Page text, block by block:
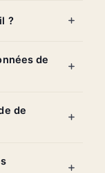
?
de
de